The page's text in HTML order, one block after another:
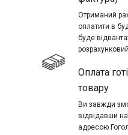
Отриманий
оплатити в
буде
Оплата
товару
Ви завжди
відвідавши
адресою